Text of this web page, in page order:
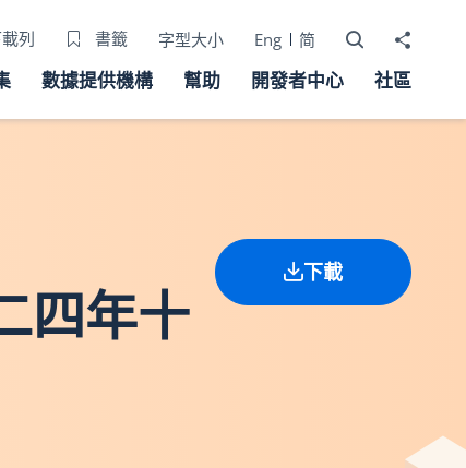
列 書籤 字型大小 Eng 简 打開搜尋器
分享至
數據提供機構 幫助 開發者中心 社區
四年十
下載